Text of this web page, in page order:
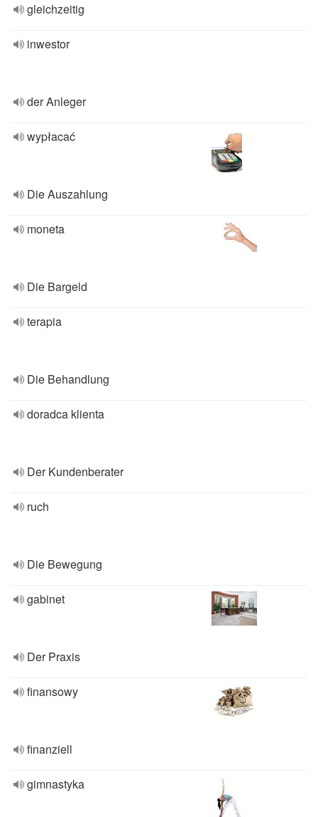
gleichzeitig
inwestor
der Anleger
wypłacać
Die Auszahlung
moneta
Die Bargeld
terapia
Die Behandlung
doradca klienta
Der Kundenberater
ruch
Die Bewegung
gabinet
Der Praxis
finansowy
finanziell
gimnastyka